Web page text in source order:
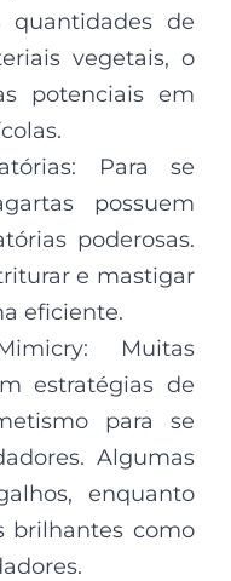
quantidades de
vegetais, o
potenciais em
Para se
possuem
poderosas.
e mastigar
eficiente.
Muitas
estratégias de
para se
Algumas
enquanto
brilhantes como